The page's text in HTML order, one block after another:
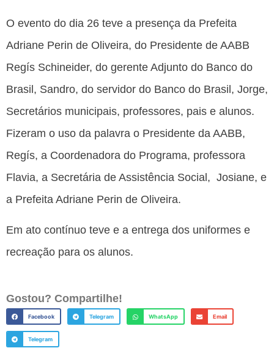
O evento do dia 26 teve a presença da Prefeita
Adriane Perin de Oliveira, do Presidente de AABB
Regís Schineider, do gerente Adjunto do Banco do
Brasil, Sandro, do servidor do Banco do Brasil, Jorge,
Secretários municipais, professores, pais e alunos.
Fizeram o uso da palavra o Presidente da AABB,
Regís, a Coordenadora do Programa, professora
Flavia, a Secretária de Assistência Social, Josiane, e
a Prefeita Adriane Perin de Oliveira.
Em ato contínuo teve e a entrega dos uniformes e
recreação para os alunos.
Gostou? Compartilhe!
Facebook Telegram WhatsApp Email
Telegram